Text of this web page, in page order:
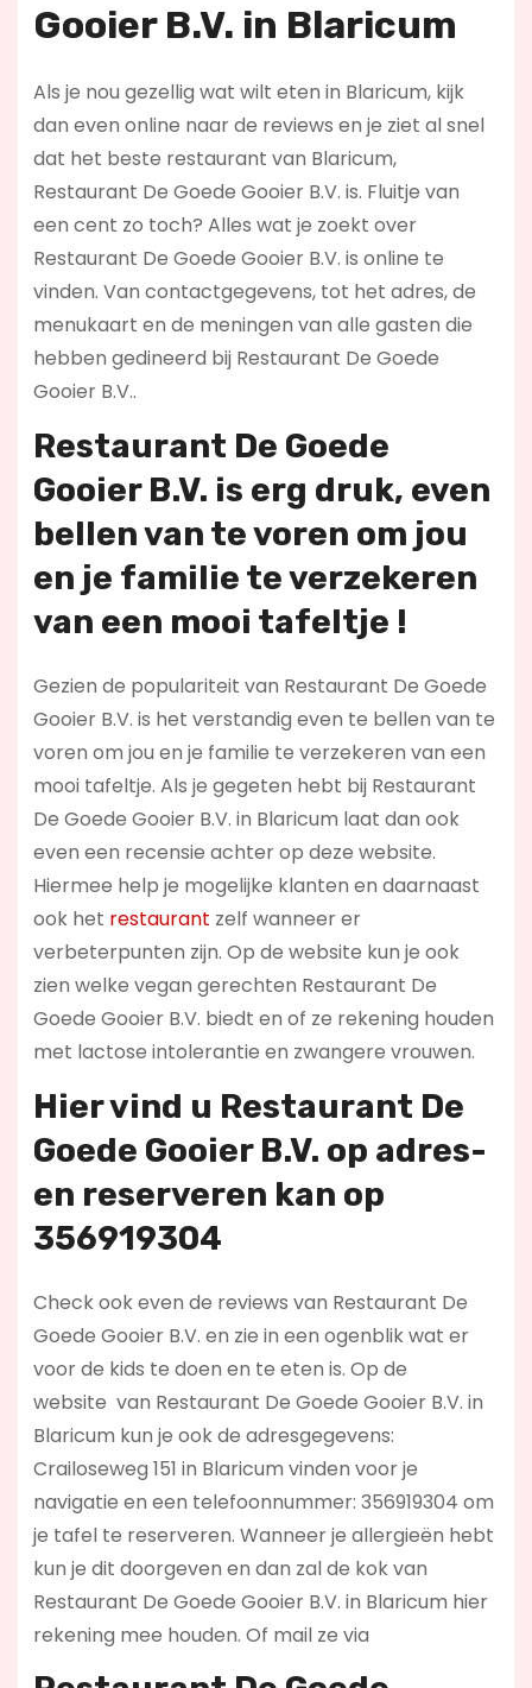
Gooier B.V. in Blaricum
Als je nou gezellig wat wilt eten in Blaricum, kijk
dan even online naar de reviews en je ziet al snel
dat het beste restaurant van Blaricum,
Restaurant De Goede Gooier B.V. is. Fluitje van
een cent zo toch? Alles wat je zoekt over
Restaurant De Goede Gooier B.V. is online te
vinden. Van contactgegevens, tot het adres, de
menukaart en de meningen van alle gasten die
hebben gedineerd bij Restaurant De Goede
Gooier B.V..
Restaurant De Goede
Gooier B.V. is erg druk, even
bellen van te voren om jou
en je familie te verzekeren
van een mooi tafeltje !
Gezien de populariteit van Restaurant De Goede
Gooier B.V. is het verstandig even te bellen van te
voren om jou en je familie te verzekeren van een
mooi tafeltje. Als je gegeten hebt bij Restaurant
De Goede Gooier B.V. in Blaricum laat dan ook
even een recensie achter op deze website.
Hiermee help je mogelijke klanten en daarnaast
ook het restaurant zelf wanneer er
verbeterpunten zijn. Op de website kun je ook
zien welke vegan gerechten Restaurant De
Goede Gooier B.V. biedt en of ze rekening houden
met lactose intolerantie en zwangere vrouwen.
Hier vind u Restaurant De
Goede Gooier B.V. op adres-
en reserveren kan op
356919304
Check ook even de reviews van Restaurant De
Goede Gooier B.V. en zie in een ogenblik wat er
voor de kids te doen en te eten is. Op de
website van Restaurant De Goede Gooier B.V. in
Blaricum kun je ook de adresgegevens:
Crailoseweg 151 in Blaricum vinden voor je
navigatie en een telefoonnummer: 356919304 om
je tafel te reserveren. Wanneer je allergieën hebt
kun je dit doorgeven en dan zal de kok van
Restaurant De Goede Gooier B.V. in Blaricum hier
rekening mee houden. Of mail ze via